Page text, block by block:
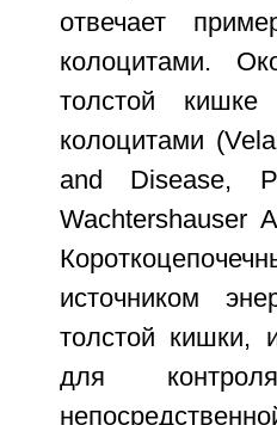
отвечает
колоцитами.
толстой кишке
колоцитами
and Disease,
Wachtershauser
источником
толстой кишки,
для